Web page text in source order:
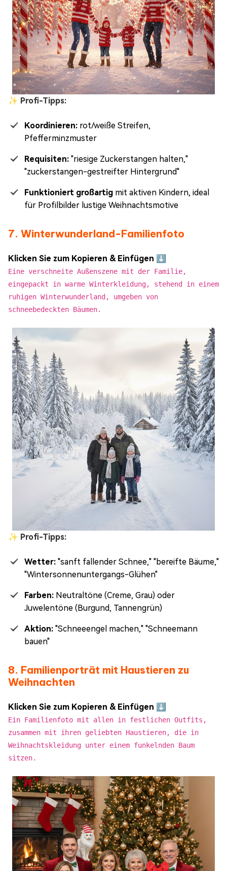
✨ Profi-Tipps:
Koordinieren: rot/weiße Streifen,
Pfefferminzmuster
Requisiten: "riesige Zuckerstangen halten,"
"zuckerstangen-gestreifter Hintergrund"
Funktioniert großartig mit aktiven Kindern, ideal
für Profilbilder lustige Weihnachtsmotive
7. Winterwunderland-Familienfoto
Klicken Sie zum Kopieren & Einfügen ⬇️
Eine verschneite Außenszene mit der Familie,
eingepackt in warme Winterkleidung, stehend in einem
ruhigen Winterwunderland, umgeben von
schneebedeckten Bäumen.
✨ Profi-Tipps:
Wetter: "sanft fallender Schnee," "bereifte Bäume,"
"Wintersonnenuntergangs-Glühen"
Farben: Neutraltöne (Creme, Grau) oder
Juwelentöne (Burgund, Tannengrün)
Aktion: "Schneeengel machen," "Schneemann
bauen"
8. Familienporträt mit Haustieren zu
Weihnachten
Klicken Sie zum Kopieren & Einfügen ⬇️
Ein Familienfoto mit allen in festlichen Outfits,
zusammen mit ihren geliebten Haustieren, die in
Weihnachtskleidung unter einem funkelnden Baum
sitzen.